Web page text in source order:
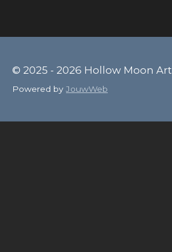
© 2025 - 2026 Hollow Moon Art
Powered byJouwWeb